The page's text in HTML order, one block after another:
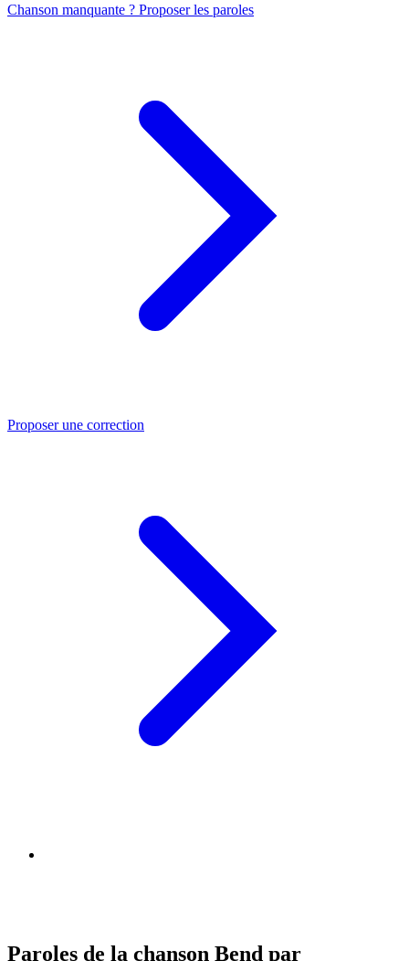
Chanson manquante ? Proposer les paroles
Proposer une correction
Paroles de la chanson Bend par